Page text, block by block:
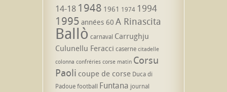
14-18 1948 1961 1974 1994
1995 années 60 A Rinascita
Ballò carnaval Carrughju
Culunellu Feracci caserne citadelle
colonna confréries corse matin Corsu
Paoli coupe de corse Duca di
Padouefootball Funtana journal